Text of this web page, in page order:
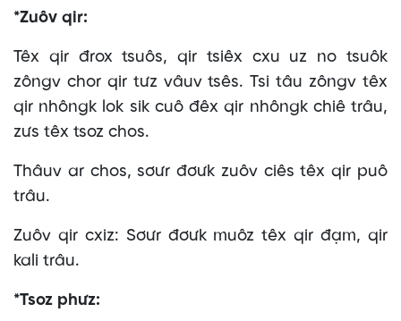
*Zuôv qir:
Têx qir đrox tsuôs, qir tsiêx cxu uz no tsuôk
zôngv chor qir tưz vâuv tsês. Tsi tâu zôngv têx
qir nhôngk lok sik cuô đêx qir nhôngk chiê trâu,
zưs têx tsoz chos.
Thâuv ar chos, sơưr đơưk zuôv ciês têx qir puô
trâu.
Zuôv qir cxiz: Sơưr đơưk muôz têx qir đạm, qir
kali trâu.
*Tsoz phưz: